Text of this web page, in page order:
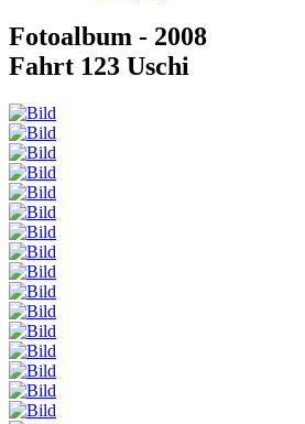
Fotoalbum - 2008
Fahrt 123 Uschi